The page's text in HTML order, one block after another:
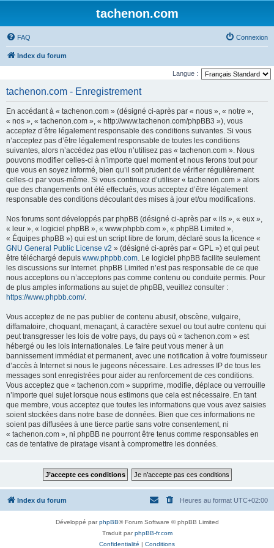
tachenon.com
FAQ Connexion
Index du forum
Langue :
tachenon.com - Enregistrement
En accédant à « tachenon.com » (désigné ci-après par « nous », « notre »,
« nos », « tachenon.com », « http://www.tachenon.com/phpBB3 »), vous
acceptez d’être légalement responsable des conditions suivantes. Si vous
n’acceptez pas d’être légalement responsable de toutes les conditions
suivantes, alors n’accédez pas et/ou n’utilisez pas « tachenon.com ». Nous
pouvons modifier celles-ci à n’importe quel moment et nous ferons tout pour
que vous en soyez informé, bien qu’il soit prudent de vérifier régulièrement
celles-ci par vous-même. Si vous continuez d’utiliser « tachenon.com » alors
que des changements ont été effectués, vous acceptez d’être légalement
responsable des conditions découlant des mises à jour et/ou modifications.
Nos forums sont développés par phpBB (désigné ci-après par « ils », « eux »,
« leur », « logiciel phpBB », « www.phpbb.com », « phpBB Limited »,
« Équipes phpBB ») qui est un script libre de forum, déclaré sous la licence «
GNU General Public License v2 » (désigné ci-après par « GPL ») et qui peut
être téléchargé depuis www.phpbb.com. Le logiciel phpBB facilite seulement
les discussions sur Internet. phpBB Limited n’est pas responsable de ce que
nous acceptons ou n’acceptons pas comme contenu ou conduite permis. Pour
de plus amples informations au sujet de phpBB, veuillez consulter :
https://www.phpbb.com/.
Vous acceptez de ne pas publier de contenu abusif, obscène, vulgaire,
diffamatoire, choquant, menaçant, à caractère sexuel ou tout autre contenu qui
peut transgresser les lois de votre pays, du pays où « tachenon.com » est
hébergé ou les lois internationales. Le faire peut vous mener à un
bannissement immédiat et permanent, avec une notification à votre fournisseur
d’accès à Internet si nous le jugeons nécessaire. Les adresses IP de tous les
messages sont enregistrées pour aider au renforcement de ces conditions.
Vous acceptez que « tachenon.com » supprime, modifie, déplace ou verrouille
n’importe quel sujet lorsque nous estimons que cela est nécessaire. En tant
que membre, vous acceptez que toutes les informations que vous avez saisies
soient stockées dans notre base de données. Bien que ces informations ne
soient pas diffusées à une tierce partie sans votre consentement, ni
« tachenon.com », ni phpBB ne pourront être tenus comme responsables en
cas de tentative de piratage visant à compromettre les données.
Index du forum Heures au format UTC+02:00
Développé parphpBB® Forum Software © phpBB Limited
Traduit parphpBB-fr.com
Confidentialité | Conditions